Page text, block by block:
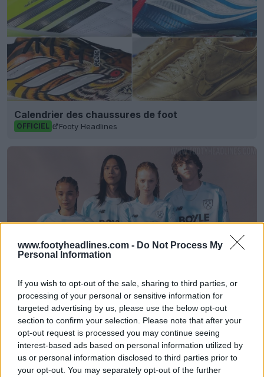
www.footyheadlines.com - Do Not Process My
Personal Information
If you wish to opt-out of the sale, sharing to third parties, or
processing of your personal or sensitive information for
targeted advertising by us, please use the below opt-out
section to confirm your selection. Please note that after your
opt-out request is processed you may continue seeing
interest-based ads based on personal information utilized by
us or personal information disclosed to third parties prior to
your opt-out. You may separately opt-out of the further
Calendrier des chaussures de foot
OFFICIEL Footy Headlines
Fini Umbro : le troisième maillot de West Ham pour
la saison 26-27 signé New Balance a fait fuiter
FUITE 34 12 0 10K 33m